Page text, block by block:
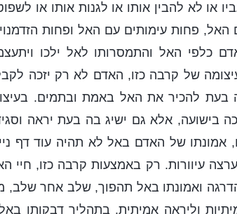
או לא להבין אותו או לגנות אותו או
האל, פחות עימותים עם האל ופחות
כלפי האל והתמסרותו לאל ילכו
של קרבה כזו, האדם לא רק יזכה
בעת להכיר את האל באמת ובתמים.
בישועה, אלא גם ישיג בה בעת יראה
אמונתו של האדם באל לא תהיה עוד דף
עיוורות. רק באמצעות קרבה כזו, חיי
ואמונתו באל תהפוך, שלב אחר שלב,
וליראה אמיתית. בתהליך דבקותו